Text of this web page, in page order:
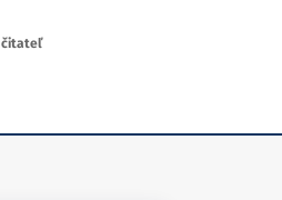
čitateľ